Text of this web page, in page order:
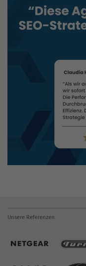
Unsere Referenzen